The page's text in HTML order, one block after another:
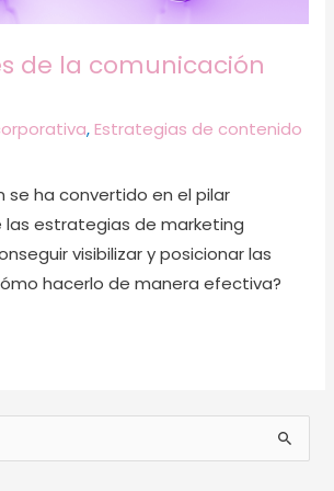
de la comunicación
,Estrategias de contenido
se ha convertido en el pilar
estrategias de marketing
visibilizar y posicionar las
hacerlo de manera efectiva?